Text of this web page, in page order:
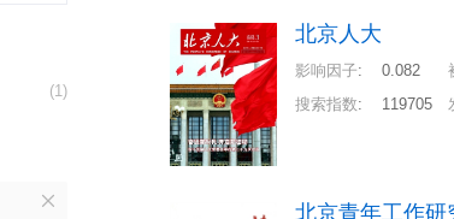
(1)
北京人大
影响因子: 0.082
搜索指数: 119705
北京青年工作研